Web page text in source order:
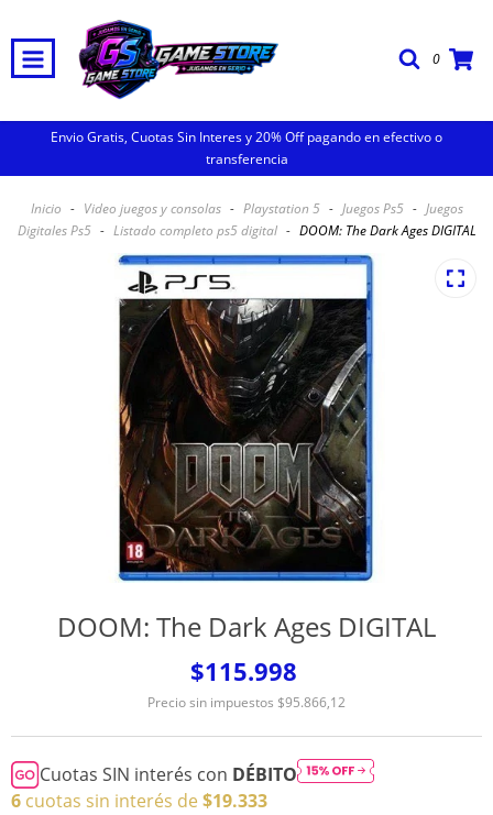
0
Envio Gratis, Cuotas Sin Interes y 20% Off pagando en efectivo o
transferencia
Inicio - Video juegos y consolas - Playstation 5 - Juegos Ps5 - Juegos
Digitales Ps5 - Listado completo ps5 digital - DOOM: The Dark Ages DIGITAL
DOOM: The Dark Ages DIGITAL
$115.998
Precio sin impuestos $95.866,12
Cuotas SIN interés con DÉBITO
6 cuotas sin interés de $19.333